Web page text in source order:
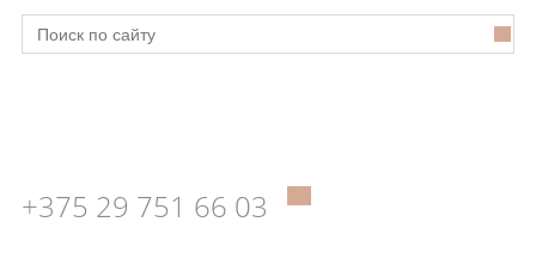
+375 29 751 66 03